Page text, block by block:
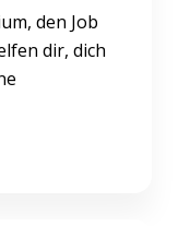
den Job
dir, dich